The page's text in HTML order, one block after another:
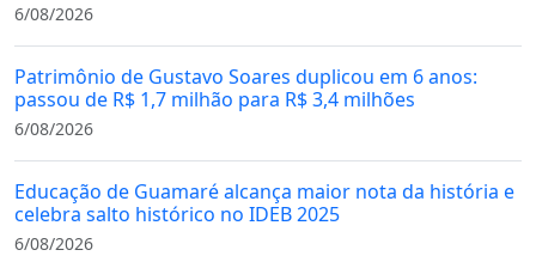
6/08/2026
Patrimônio de Gustavo Soares duplicou em 6 anos:
passou de R$ 1,7 milhão para R$ 3,4 milhões
6/08/2026
Educação de Guamaré alcança maior nota da história e
celebra salto histórico no IDEB 2025
6/08/2026